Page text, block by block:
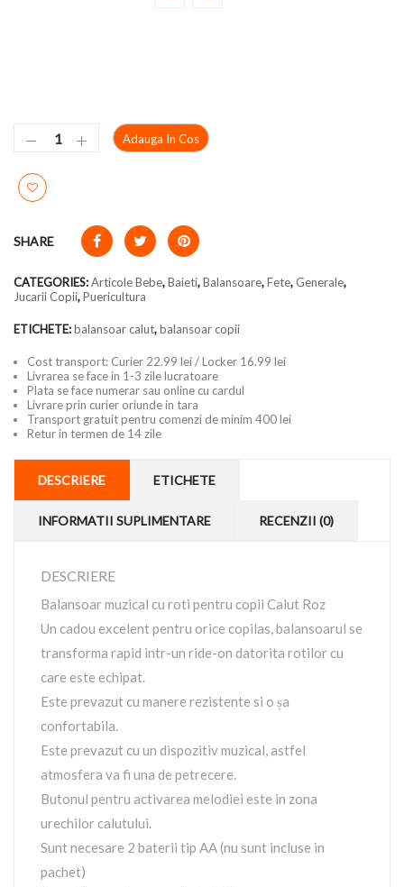
Adauga In Cos
SHARE
CATEGORIES:Articole Bebe,Baieti,Balansoare,Fete, Generale,
Jucarii Copii,Puericultura
ETICHETE:balansoar calut,balansoar copii
Cost transport: Curier 22.99 lei / Locker 16.99 lei
Livrarea se face in 1-3 zile lucratoare
Plata se face numerar sau online cu cardul
Livrare prin curier oriunde in tara
Transport gratuit pentru comenzi de minim 400 lei
Retur in termen de 14 zile
DESCRIERE ETICHETE
INFORMATII SUPLIMENTARE RECENZII (0)
DESCRIERE
Balansoar muzical cu roti pentru copii Calut Roz
Un cadou excelent pentru orice copilas, balansoarul se
transforma rapid intr-un ride-on datorita rotilor cu
care este echipat.
Este prevazut cu manere rezistente si o șa
confortabila.
Este prevazut cu un dispozitiv muzical, astfel
atmosfera va fi una de petrecere.
Butonul pentru activarea melodiei este in zona
urechilor calutului.
Sunt necesare 2 baterii tip AA (nu sunt incluse in
pachet)